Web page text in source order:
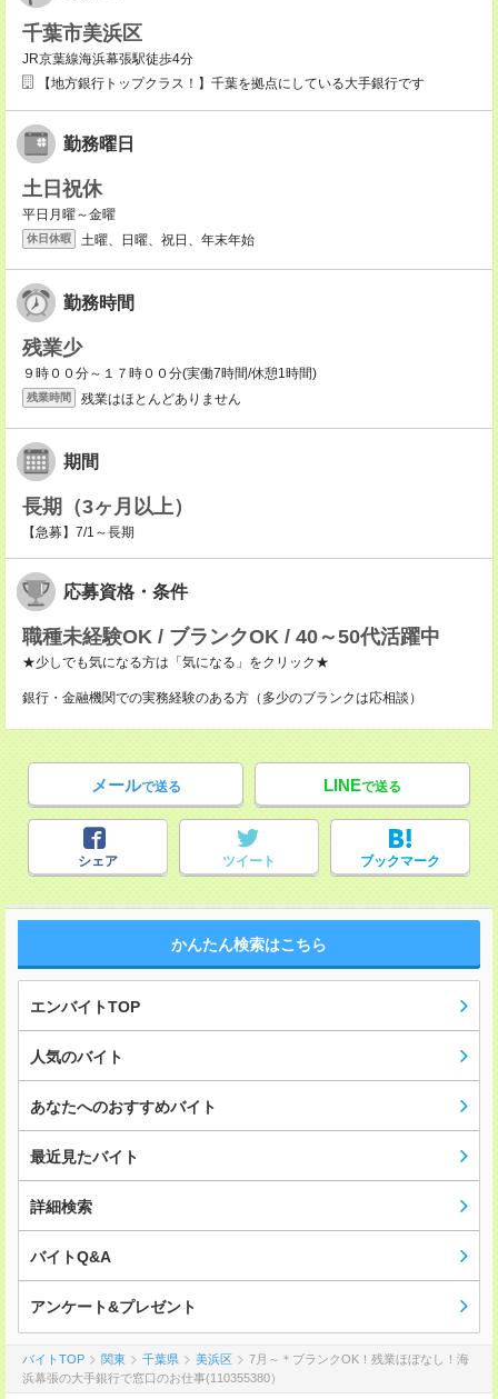
千葉市美浜区
JR京葉線海浜幕張駅徒歩4分
【地方銀行トップクラス！】千葉を拠点にしている大手銀行です
勤務曜日
土日祝休
平日月曜～金曜
休日休暇 土曜、日曜、祝日、年末年始
勤務時間
残業少
９時００分～１７時００分(実働7時間/休憩1時間)
残業時間 残業はほとんどありません
期間
長期（3ヶ月以上）
【急募】7/1～長期
応募資格・条件
職種未経験OK / ブランクOK / 40～50代活躍中
★少しでも気になる方は「気になる」をクリック★
銀行・金融機関での実務経験のある方（多少のブランクは応相談）
メールで送る LINEで送る
シェア ツイート ブックマーク
かんたん検索はこちら
エンバイトTOP
人気のバイト
あなたへのおすすめバイト
最近見たバイト
詳細検索
バイトQ&A
アンケート&プレゼント
バイトTOP 関東 千葉県 美浜区
7月～＊ブランクOK！残業ほぼなし！海
浜幕張の大手銀行で窓口のお仕事(110355380）